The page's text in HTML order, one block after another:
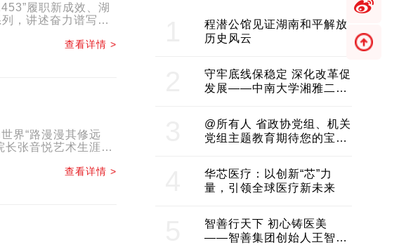
履职新成效、湖
，讲述奋力谱写中
查看详情 >
界“路漫漫其修远
长张音悦艺术生涯的
查看详情 >
程潜公馆见证湖南和平解放
历史风云
守牢底线保稳定 深化改革促
发展——中南大学湘雅二医
@所有人 省政协党组、机关
党组主题教育期待您的宝贵
华芯医疗：以创新“芯”力
量，引领全球医疗新未来
智善行天下 初心铸医美
——智善集团创始人王智带